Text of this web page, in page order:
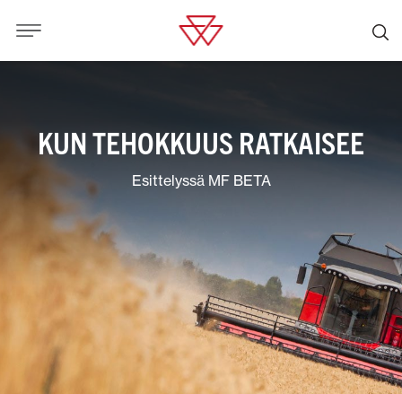
KUN TEHOKKUUS RATKAISEE
Esittelyssä MF BETA